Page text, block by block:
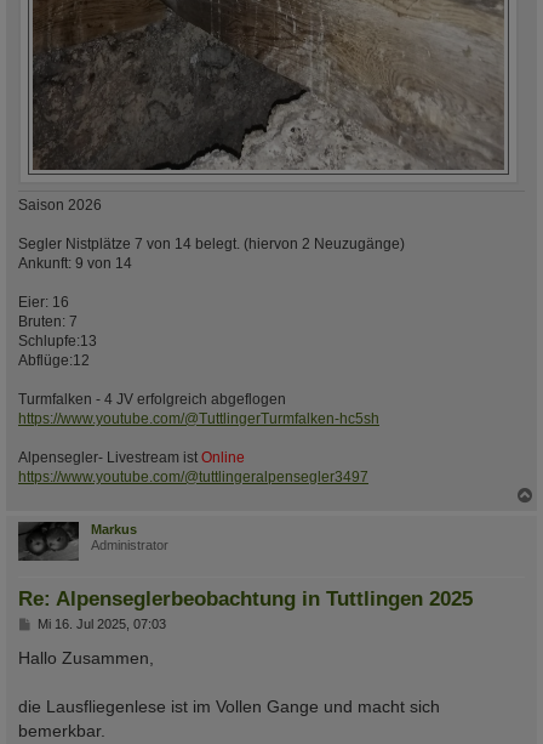
Saison 2026
Segler Nistplätze 7 von 14 belegt. (hiervon 2 Neuzugänge)
Ankunft: 9 von 14
Eier: 16
Bruten: 7
Schlupfe:13
Abflüge:12
Turmfalken - 4 JV erfolgreich abgeflogen
https://www.youtube.com/@TuttlingerTurmfalken-hc5sh
Alpensegler- Livestream ist Online
https://www.youtube.com/@tuttlingeralpensegler3497
Markus
Administrator
Re: Alpenseglerbeobachtung in Tuttlingen 2025
B
i
a
g
Mi 16. Jul 2025, 07:03
Hallo Zusammen,
die Lausfliegenlese ist im Vollen Gange und macht sich
bemerkbar.